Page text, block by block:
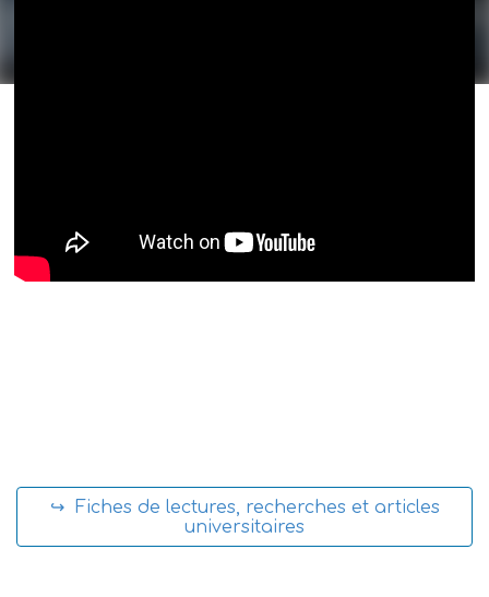
↪ Fiches de lectures, recherches et articles
universitaires